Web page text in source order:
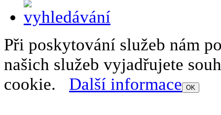
Při poskytování služeb nám
našich služeb vyjadřujete
cookie. Další informace